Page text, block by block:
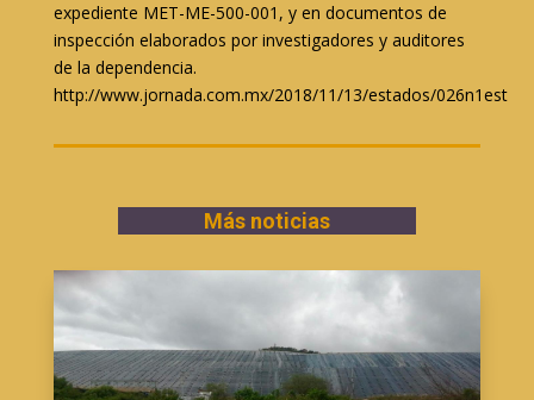
expediente MET-ME-500-001, y en documentos de
inspección elaborados por investigadores y auditores
de la dependencia.
http://www.jornada.com.mx/2018/11/13/estados/026n1est
Más noticias